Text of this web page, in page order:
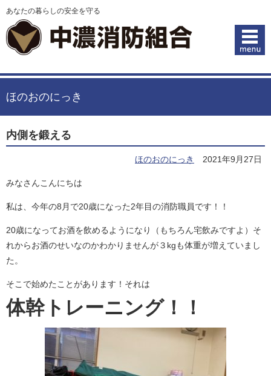
あなたの暮らしの安全を守る
ほのおのにっき
内側を鍛える
ほのおのにっき 2021年9月27日
みなさんこんにちは
私は、今年の8月で20歳になった2年目の消防職員です！！
20歳になってお酒を飲めるようになり（もちろん宅飲みですよ）そ
れからお酒のせいなのかわかりませんが３kgも体重が増えていまし
た。
そこで始めたことがあります！それは
体幹トレーニング！！